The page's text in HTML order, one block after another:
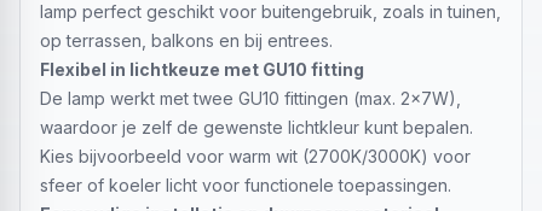
lamp perfect geschikt voor buitengebruik, zoals in tuinen,
op terrassen, balkons en bij entrees.
Flexibel in lichtkeuze met GU10 fitting
De lamp werkt met twee GU10 fittingen (max. 2x7W),
waardoor je zelf de gewenste lichtkleur kunt bepalen.
Kies bijvoorbeeld voor warm wit (2700K/3000K) voor
sfeer of koeler licht voor functionele toepassingen.